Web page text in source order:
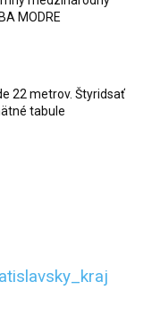
MODRE
22 metrov. Štyridsať
tabule